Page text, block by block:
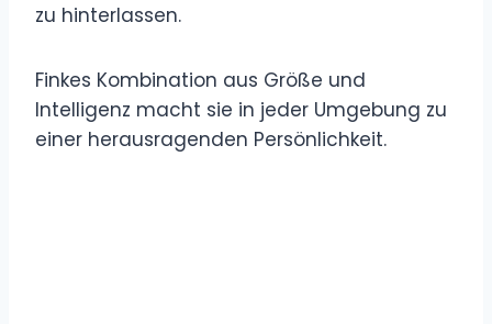
zu hinterlassen.
Finkes Kombination aus Größe und
Intelligenz macht sie in jeder Umgebung zu
einer herausragenden Persönlichkeit.